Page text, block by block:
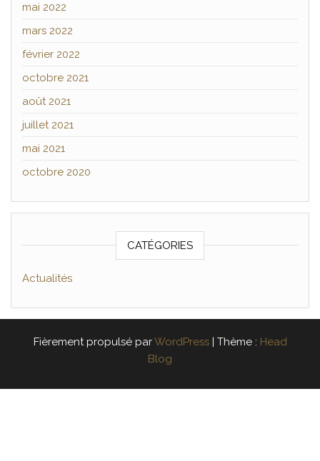
mai 2022
mars 2022
février 2022
octobre 2021
août 2021
juillet 2021
mai 2021
octobre 2020
CATÉGORIES
Actualités
Fièrement propulsé parWordPress Thème : Head
Blog